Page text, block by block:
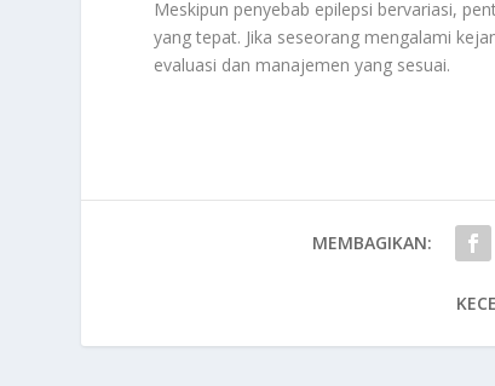
Meskipun penyebab epilepsi bervariasi,
yang tepat. Jika seseorang mengalami
evaluasi dan manajemen yang sesuai.
MEMBAGIKAN: